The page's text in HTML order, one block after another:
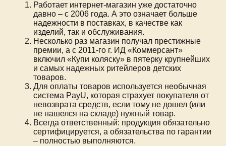
Работает интернет-магазин уже достаточно
давно – с 2006 года. А это означает больше
надежности в поставках, в качестве как
изделий, так и обслуживания.
Несколько раз магазин получал престижные
премии, а с 2011-го г. ИД «Коммерсант»
включил «Купи коляску» в пятерку крупнейших
и самых надежных ритейлеров детских
товаров.
Для оплаты товаров используется необычная
система PayU, которая страхует покупателя от
невозврата средств, если тому не дошел (или
не нашелся на складе) нужный товар.
Всегда ответственный: продукция обязательно
сертифицируется, а обязательства по гарантии
– полностью выполняются.